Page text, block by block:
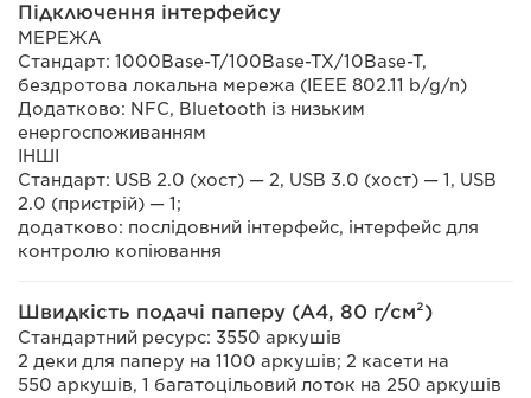
Підключення інтерфейсу
МЕРЕЖА
Стандарт: 1000Base-T/100Base-TX/10Base-T,
бездротова локальна мережа (IEEE 802.11 b/g/n)
Додатково: NFC, Bluetooth із низьким
енергоспоживанням
ІНШІ
Стандарт: USB 2.0 (хост) — 2, USB 3.0 (хост) — 1, USB
2.0 (пристрій) — 1;
додатково: послідовний інтерфейс, інтерфейс для
контролю копіювання
Швидкість подачі паперу (A4, 80 г/см²)
Стандартний ресурс: 3550 аркушів
2 деки для паперу на 1100 аркушів; 2 касети на
550 аркушів, 1 багатоцільовий лоток на 250 аркушів